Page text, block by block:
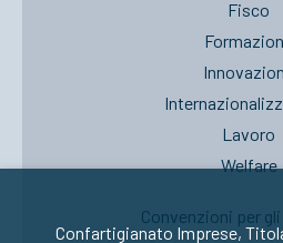
Fisco
Lavoro
Welfare
Convenzioni per
Confartigianato Imprese,